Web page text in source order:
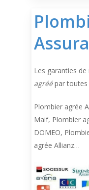
Les garanties
agréépar toutes
Plombier agrée
Maif, Plombier
DOMEO,
agrée Allianz…